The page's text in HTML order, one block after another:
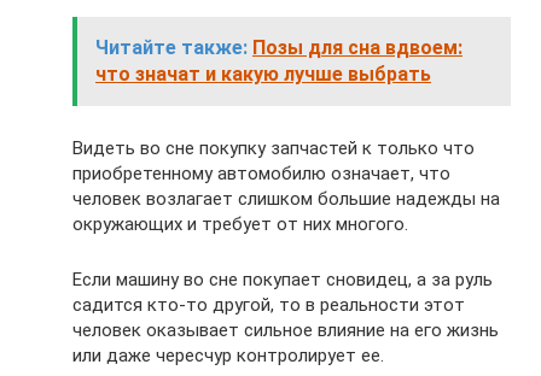
Читайте также: Позы для сна вдвоем:
что значат и какую лучше выбрать
Видеть во сне покупку запчастей к только что
приобретенному автомобилю означает, что
человек возлагает слишком большие надежды на
окружающих и требует от них многого.
Если машину во сне покупает сновидец, а за руль
садится кто-то другой, то в реальности этот
человек оказывает сильное влияние на его жизнь
или даже чересчур контролирует ее.